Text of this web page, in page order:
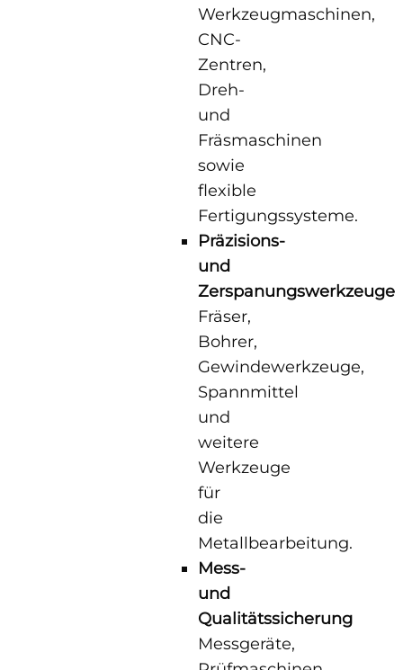
Werkzeugmaschinen,
CNC-
Zentren,
Dreh-
und
Fräsmaschinen
sowie
flexible
Fertigungssysteme.
Präzisions-
und
Zerspanungswerkzeuge
Fräser,
Bohrer,
Gewindewerkzeuge,
Spannmittel
und
weitere
Werkzeuge
für
die
Metallbearbeitung.
Mess-
und
Qualitätssicherung
Messgeräte,